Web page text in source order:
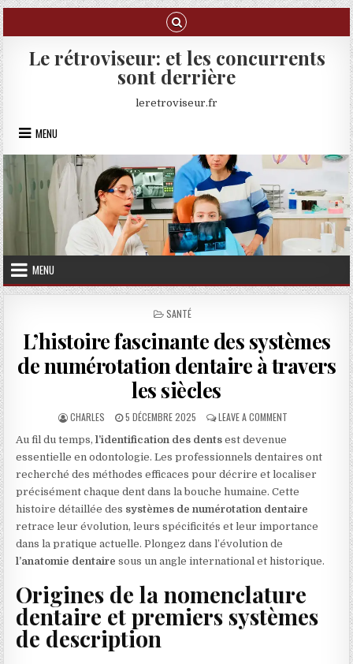
Skip to content
Le rétroviseur: et les concurrents
sont derrière
leretroviseur.fr
MENU
MENU
POSTED IN
SANTÉ
L’histoire fascinante des systèmes
de numérotation dentaire à travers
les siècles
AUTHOR:
CHARLES PUBLISHED DATE:
5 DÉCEMBRE 2025 LEAVE A COMMENTON L’HISTOIRE
Au fil du temps,l’identification des dents est devenue
essentielle en odontologie. Les professionnels dentaires ont
recherché des méthodes efficaces pour décrire et localiser
précisément chaque dent dans la bouche humaine. Cette
histoire détaillée des systèmes de numérotation dentaire
retrace leur évolution, leurs spécificités et leur importance
dans la pratique actuelle. Plongez dans l’évolution de
l’anatomie dentaire sous un angle international et historique.
Origines de la nomenclature
dentaire et premiers systèmes
de description